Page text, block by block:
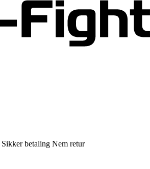
Sikker betaling Nem retur